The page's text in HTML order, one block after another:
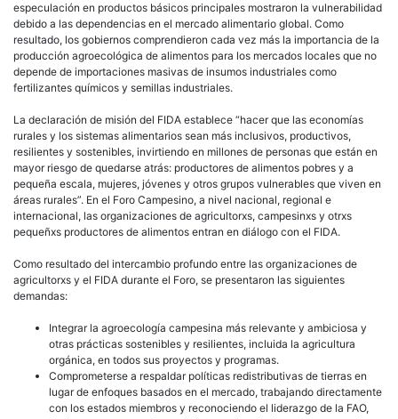
especulación en productos básicos principales mostraron la vulnerabilidad
debido a las dependencias en el mercado alimentario global. Como
resultado, los gobiernos comprendieron cada vez más la importancia de la
producción agroecológica de alimentos para los mercados locales que no
depende de importaciones masivas de insumos industriales como
fertilizantes químicos y semillas industriales.
La declaración de misión del FIDA establece “hacer que las economías
rurales y los sistemas alimentarios sean más inclusivos, productivos,
resilientes y sostenibles, invirtiendo en millones de personas que están en
mayor riesgo de quedarse atrás: productores de alimentos pobres y a
pequeña escala, mujeres, jóvenes y otros grupos vulnerables que viven en
áreas rurales”. En el Foro Campesino, a nivel nacional, regional e
internacional, las organizaciones de agricultorxs, campesinxs y otrxs
pequeñxs productores de alimentos entran en diálogo con el FIDA.
Como resultado del intercambio profundo entre las organizaciones de
agricultorxs y el FIDA durante el Foro, se presentaron las siguientes
demandas:
Integrar la agroecología campesina más relevante y ambiciosa y
otras prácticas sostenibles y resilientes, incluida la agricultura
orgánica, en todos sus proyectos y programas.
Comprometerse a respaldar políticas redistributivas de tierras en
lugar de enfoques basados en el mercado, trabajando directamente
con los estados miembros y reconociendo el liderazgo de la FAO,